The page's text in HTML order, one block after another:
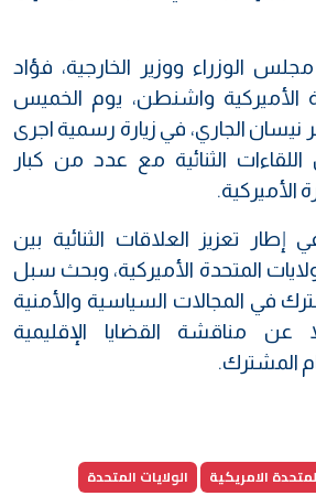
الوزراء ووزير الخارجية، فؤاد
الأميركية واشنطن، يوم الخميس
من شهر نيسان الجاري، في زيارة رسمية اجرى
الثنائية مع عدد من كبار
الأميركية.
إطار تعزيز العلاقات الثنائية بين
المتحدة الأميركية، وبحث سبل
في المجالات السياسية والأمنية
عن مناقشة القضايا الإقليمية
المشترك.
الامريكية
الولايات المتحدة